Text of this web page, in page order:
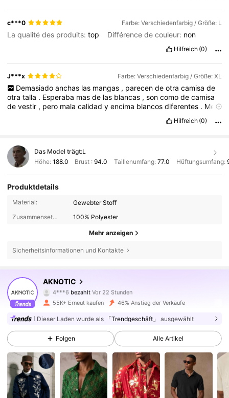
c***0 Farbe: Verschiedenfarbig / Größe: L
La qualité des produits:top Différence de couleur: non
Hilfreich (0)
J***x Farbe: Verschiedenfarbig / Größe: XL
Demasiado anchas las mangas , parecen de otra camisa de
otratalla . Esperaba masde las blancas ,soncomodecamisa
devestir , pero malacalidadyencima blancosdiferentes . Me
abierto ....
Hilfreich (0)
Das Model trägt:L
Höhe: 188.0 Brust :94.0 Taillenumfang: 77.0 Hüftungsumfang:
Produktdetails
Material:
Gewebter Stoff
Zusammensetzung:
100% Polyester
Mehr anzeigen
Sicherheitsinformationen und Kontakte
AKNOTIC
4,76
214K Follower
4***6 bezahlt Vor 22 Stunden
m***aistVor 30 Minutengefolgt
4,76 214K Follower
4,76 214K Follower
4,76 214K Follower
55K+ Erneut kaufen 46% Anstieg der Verkäufe
Dieser Laden wurde als 「Trendgeschäft」 ausgewählt
Folgen Alle Artikel